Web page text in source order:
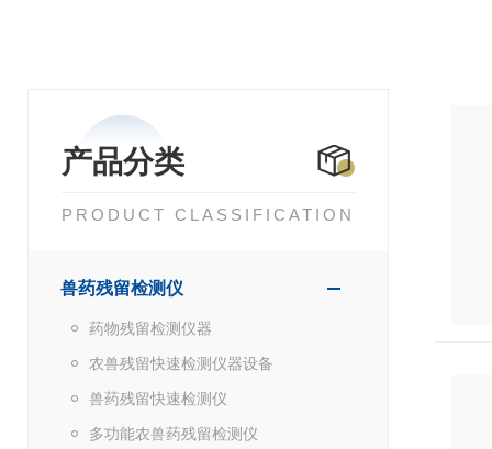
产品分类
PRODUCT CLASSIFICATION
兽药残留检测仪
药物残留检测仪器
农兽残留快速检测仪器设备
兽药残留快速检测仪
多功能农兽药残留检测仪